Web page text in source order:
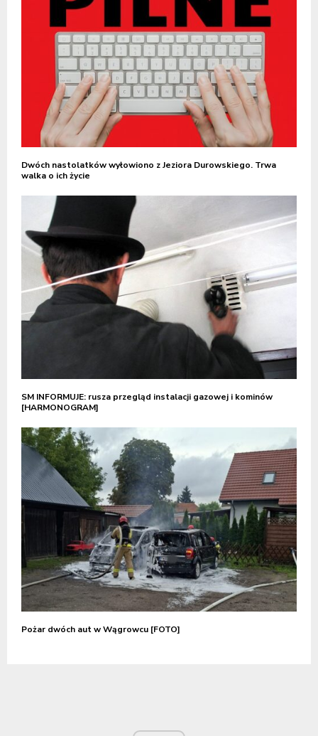
Dwóch nastolatków wyłowiono z Jeziora Durowskiego. Trwa
walka o ich życie
SM INFORMUJE: rusza przegląd instalacji gazowej i kominów
[HARMONOGRAM]
Pożar dwóch aut w Wągrowcu [FOTO]